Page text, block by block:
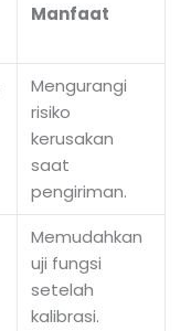
Manfaat
Mengurangi
risiko
kerusakan
saat
pengiriman.
Memudahkan
uji fungsi
setelah
kalibrasi.